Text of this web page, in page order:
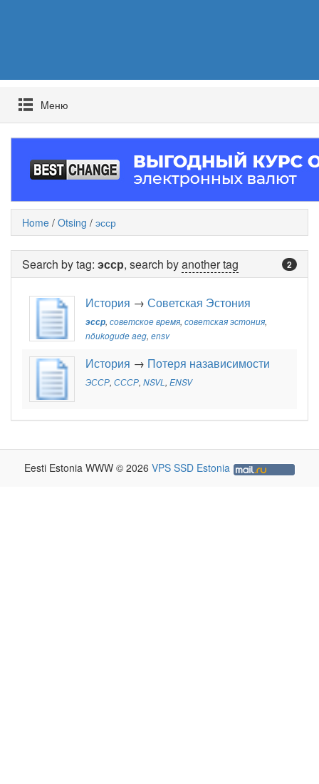
Mеню
Home / Otsing / эсср
2
Search by tag: эсср, search byanother tag
История → Советская Эстония
эсср, советское время, советская эстония,
nõukogude aeg, ensv
История → Потеря назависимости
ЭССР, СССР, NSVL, ENSV
Eesti Estonia WWW © 2026 VPS SSD Estonia